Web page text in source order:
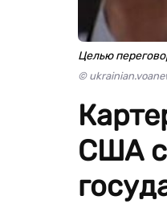
Целью
©
США